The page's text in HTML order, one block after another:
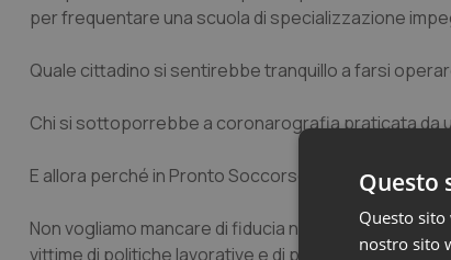
per frequentare una scuola di specializzazione
Quale cittadino si sentirebbe tranquillo a farsi
Chi si sottoporrebbe a coronarografia praticata da
E allora perché in Pronto Soccorso dovrebbe
Non vogliamo mancare di fiducia nei confronti dei
vittime di politiche lavorative e di programmazione
Questo
Questo
nostro sito